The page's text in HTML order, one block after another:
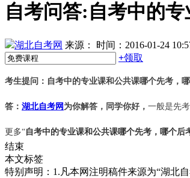
自考问答:自考中的
湖北自考网 来源：
时间：2016-01-24
+领取
考生提问：自考中的专业课和公共课哪个先考，
答： 湖北自考网 为你解答，同学你好， 一般是先
更多“自考中的专业课和公共课哪个先考，哪个后
结束
本文标签
特别声明：1.凡本网注明稿件来源为“湖北